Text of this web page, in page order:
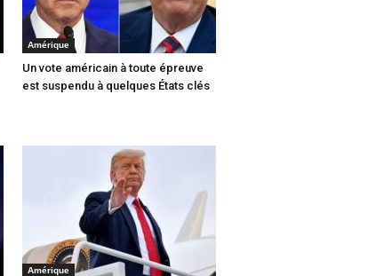
Amérique
Un vote américain à toute épreuve
est suspendu à quelques États clés
Amérique